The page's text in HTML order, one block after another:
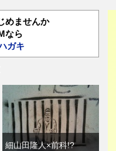
めませんか
なら
ガキ
細山田隆人×前科!?